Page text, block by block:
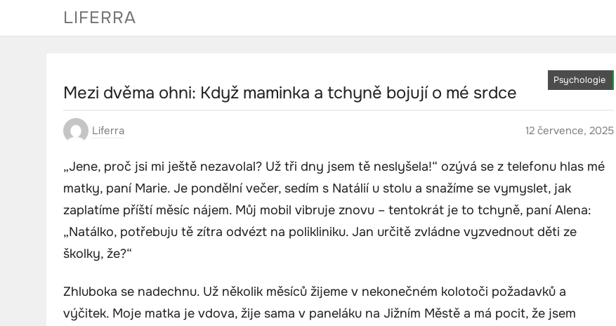
LIFERRA
Psychologie
Mezi dvěma ohni: Když maminka a tchyně bojují o mé srdce
Liferra 12 července, 2025
„Jene, proč jsi mi ještě nezavolal? Už tři dny jsem tě neslyšela!“ ozývá se z telefonu hlas mé
matky, paní Marie. Je pondělní večer, sedím s Natálií u stolu a snažíme se vymyslet, jak
zaplatíme příští měsíc nájem. Můj mobil vibruje znovu – tentokrát je to tchyně, paní Alena:
„Natálko, potřebuju tě zítra odvézt na polikliniku. Jan určitě zvládne vyzvednout děti ze
školky, že?“
Zhluboka se nadechnu. Už několik měsíců žijeme v nekonečném kolotoči požadavků a
výčitek. Moje matka je vdova, žije sama v paneláku na Jižním Městě a má pocit, že jsem